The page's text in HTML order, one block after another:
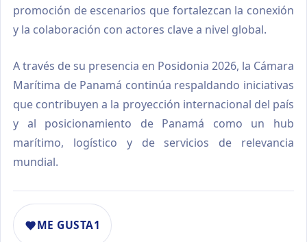
promoción de escenarios que fortalezcan la conexión
y la colaboración con actores clave a nivel global.
A través de su presencia en Posidonia 2026, la Cámara
Marítima de Panamá continúa respaldando iniciativas
que contribuyen a la proyección internacional del país
y al posicionamiento de Panamá como un hub
marítimo, logístico y de servicios de relevancia
mundial.
ME GUSTA1